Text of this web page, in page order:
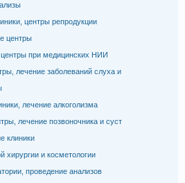
центры репродукции
центры
при медицинских НИИ
лечение заболеваний слуха и
лечение алкоголизма
лечение позвоночника и суст
клиники
хирургии и косметологии
проведение анализов